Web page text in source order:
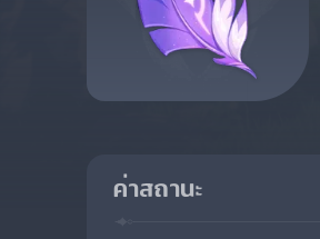
ค่าสถานะ